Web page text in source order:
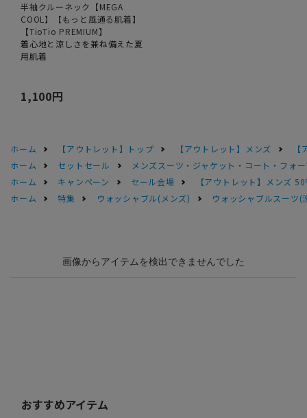
半袖クルーネック【MEGA
COOL】【もっと風通る肌着】
【TioTio PREMIUM】
着心地と涼しさを兼ね備えた夏
用肌着
1,100円
ホーム 【アウトレット】トップ 【アウトレット】メンズ
ホーム
セットセール
メンズスーツ・ジャケット・コート・フォ
ホーム
キャンペーン セール会場
【アウトレット】メンズ
ホーム
特集 ウォッシャブル(メンズ) ウォッシャブルスーツ(